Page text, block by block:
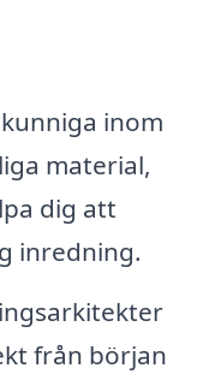
inom
material,
dig att
inredning.
från början